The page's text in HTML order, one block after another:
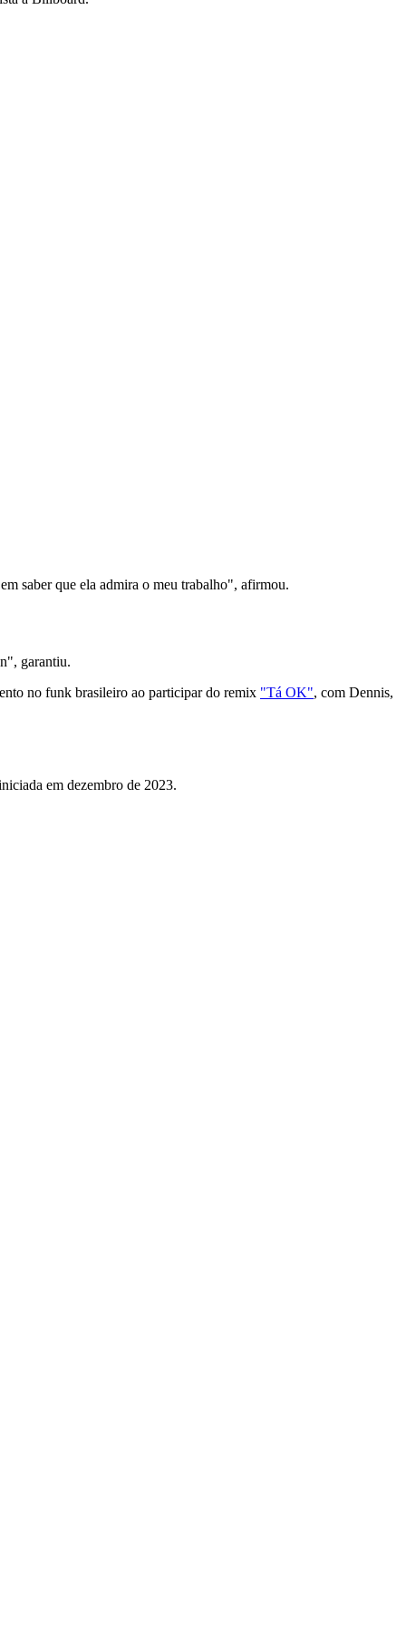
saber que ela admira o meu trabalho", afirmou.
garantiu.
no funk brasileiro ao participar do remix "Tá OK", com Dennis,
em dezembro de 2023.